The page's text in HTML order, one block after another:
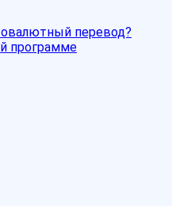
перевод?
программе